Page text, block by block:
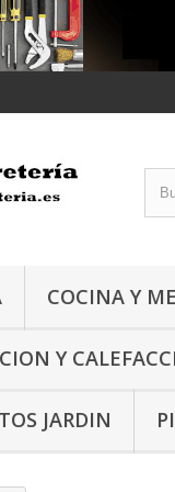
COCINA Y
Y
JARDIN